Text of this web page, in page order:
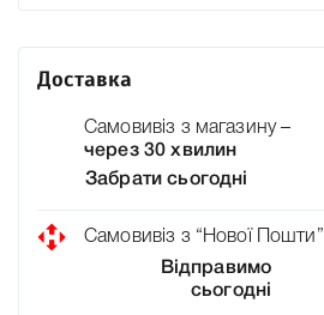
Доставка
Самовивіз з магазину –
через 30 хвилин
Забрати сьогодні
Самовивіз з “Нової Пошти”
Відправимо
сьогодні